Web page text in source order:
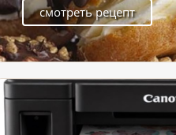
смотреть рецепт